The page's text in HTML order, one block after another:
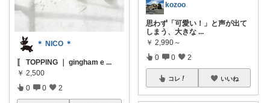
＊ NICO ＊
〚 TOPPING ｜ gingham e ...
￥ 2,500
0 0 2
kozoo
思わず「可愛い！」と声が出て
しまう、大きな ...
￥ 2,990～
0 0 2
コレ いいね